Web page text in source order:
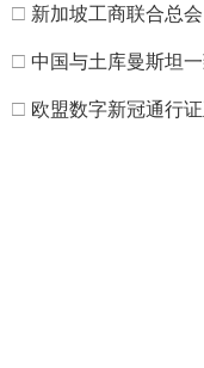
□ 新加坡工商联合总
□ 中国与土库曼斯坦
□ 欧盟数字新冠通行